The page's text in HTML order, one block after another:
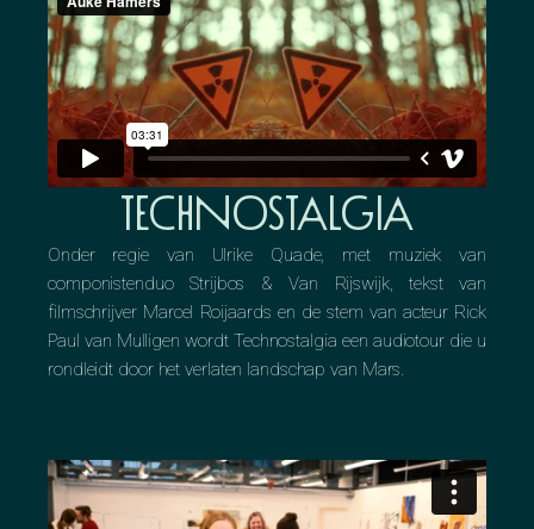
Technostalgia
Onder regie van Ulrike Quade, met muziek van
componistenduo Strijbos & Van Rijswijk, tekst van
filmschrijver Marcel Roijaards en de stem van acteur Rick
Paul van Mulligen wordt Technostalgia een audiotour die u
rondleidt door het verlaten landschap van Mars.